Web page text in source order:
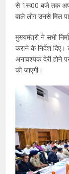
से 1रू00 बजे तक
वाले लोग उनसे मिल
मुख्यमंत्री ने सभी
कराने के निर्देश
अनावश्यक देरी होने
की जाएगी।